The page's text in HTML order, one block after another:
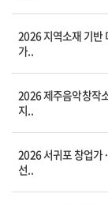
2026 지역소재 기반
가..
2026 제주음악창작
지..
2026 서귀포 창업가
선..